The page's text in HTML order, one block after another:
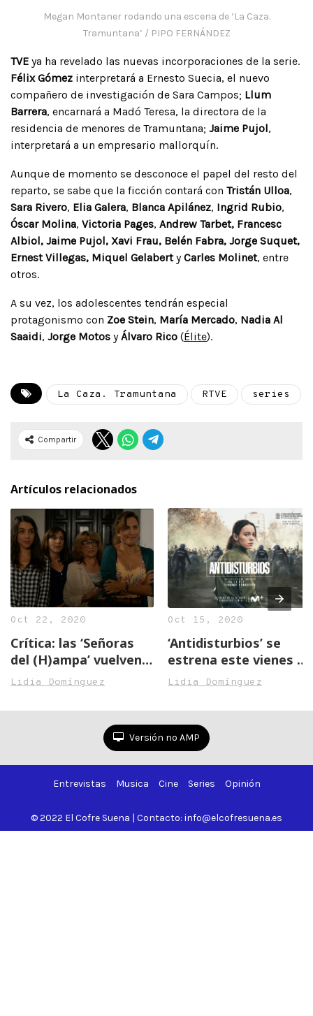
Megan Montaner rodando una escena de ‘La Caza.
Tramuntana’ / PIPO FERNÁNDEZ
TVE ya ha revelado las nuevas incorporaciones de la serie.
Félix Gómez interpretará a Ernesto Suecia, el nuevo
compañero de investigación de Sara Campos; Llum
Barrera, encarnará a Madó Teresa, la directora de la
residencia de menores de Tramuntana; Jaime Pujol,
interpretará a un empresario mallorquín.
Aunque de momento se desconoce el papel del resto del
reparto, se sabe que la ficción contará con Tristán Ulloa,
Sara Rivero, Elia Galera, Blanca Apilánez, Ingrid Rubio,
Óscar Molina, Victoria Pages, Andrew Tarbet, Francesc
Albiol, Jaime Pujol, Xavi Frau, Belén Fabra, Jorge Suquet,
Ernest Villegas, Miquel GelabertyCarles Molinet, entre
otros.
A su vez, los adolescentes tendrán especial
protagonismo con Zoe Stein, María Mercado, Nadia Al
Saaidi, Jorge Motos yÁlvaro Rico (Élite).
La Caza. Tramuntana RTVE series
Compartir
Artículos relacionados
Oct 22, 2020
Crítica: las ‘Señoras
del (H)ampa’ vuelven
más guerreras que
todo
Lidia Domínguez
Oct 15, 2020
‘Antidisturbios’ se
estrena este vienes 16
de octubre en
Lidia Domínguez
Versión no AMP
Entrevistas Musica Cine Series Opinión
© 2022 El Cofre Suena | Contacto: info@elcofresuena.es